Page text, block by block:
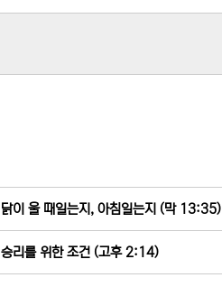
닭이 울 때일는지, 아침일는지 (막 13:35)
승리를 위한 조건 (고후 2:14)